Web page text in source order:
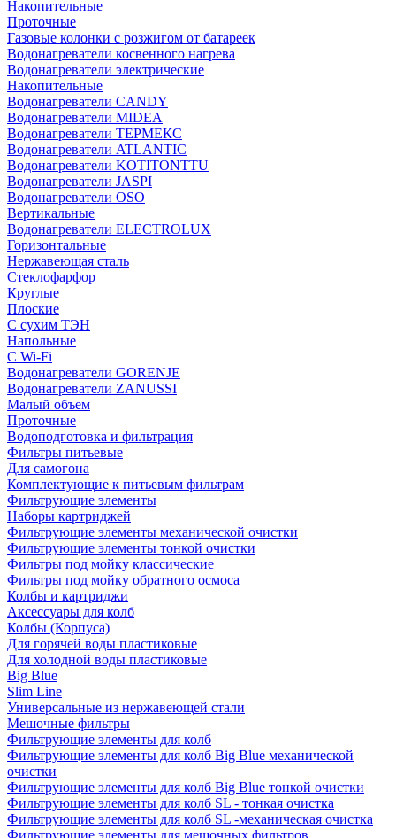
Накопительные
Проточные
Газовые колонки с розжигом от батареек
Водонагреватели косвенного нагрева
Водонагреватели электрические
Накопительные
Водонагреватели CANDY
Водонагреватели MIDEA
Водонагреватели ТЕРМЕКС
Водонагреватели ATLANTIC
Водонагреватели KOTITONTTU
Водонагреватели JASPI
Водонагреватели OSO
Вертикальные
Водонагреватели ELECTROLUX
Горизонтальные
Нержавеющая сталь
Стеклофарфор
Круглые
Плоские
С сухим ТЭН
Напольные
С Wi-Fi
Водонагреватели GORENJE
Водонагреватели ZANUSSI
Малый объем
Проточные
Водоподготовка и фильтрация
Фильтры питьевые
Для самогона
Комплектующие к питьевым фильтрам
Фильтрующие элементы
Наборы картриджей
Фильтрующие элементы механической очистки
Фильтрующие элементы тонкой очистки
Фильтры под мойку классические
Фильтры под мойку обратного осмоса
Колбы и картриджи
Аксессуары для колб
Колбы (Корпуса)
Для горячей воды пластиковые
Для холодной воды пластиковые
Big Blue
Slim Line
Универсальные из нержавеющей стали
Мешочные фильтры
Фильтрующие элементы для колб
Фильтрующие элементы для колб Big Blue механической
очистки
Фильтрующие элементы для колб Big Blue тонкой очистки
Фильтрующие элементы для колб SL - тонкая очистка
Фильтрующие элементы для колб SL -механическая очистка
Фильтрующие элементы для мешочных фильтров